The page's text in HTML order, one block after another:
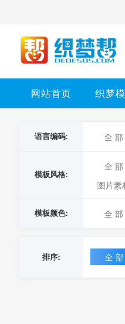
网站首页 织梦
语言编码: 全 部
模板风格:
全 部
图片素
模板颜色: 全 部
排序: 全 部